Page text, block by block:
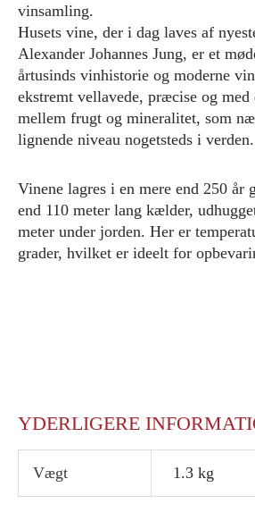
vinsamling.
Husets vine, der i dag laves af
Alexander Johannes Jung, er et
årtusinds vinhistorie og moderne
ekstremt vellavede, præcise og med
mellem frugt og mineralitet, som
lignende niveau nogetsteds i verden.
Vinene lagres i en mere end 250 år
end 110 meter lang kælder,
meter under jorden. Her er
grader, hvilket er ideelt for
YDERLIGERE
Vægt 1.3 kg